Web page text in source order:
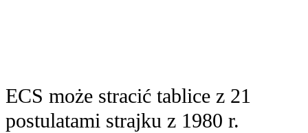
ECS może stracić tablice z 21
postulatami strajku z 1980 r.